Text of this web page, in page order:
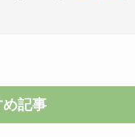
記事